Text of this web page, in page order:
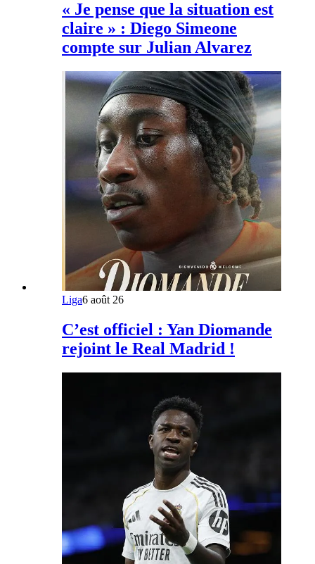
« Je pense que la situation est
claire » : Diego Simeone
compte sur Julian Alvarez
Liga6 août 26
C’est officiel : Yan Diomande
rejoint le Real Madrid !